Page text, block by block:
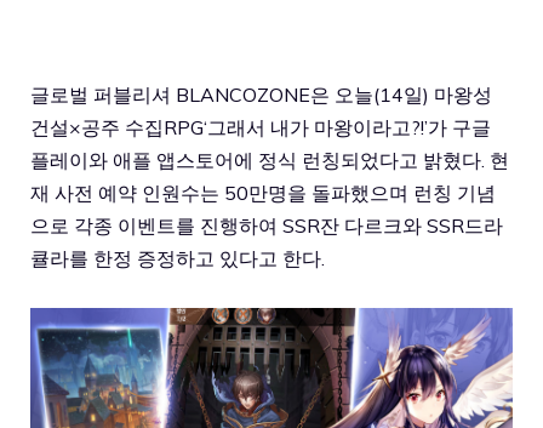
글로벌 퍼블리셔 BLANCOZONE은 오늘(14일) 마왕성
건설×공주 수집RPG‘그래서 내가 마왕이라고?!’가 구글
플레이와 애플 앱스토어에 정식 런칭되었다고 밝혔다. 현
재 사전 예약 인원수는 50만명을 돌파했으며 런칭 기념
으로 각종 이벤트를 진행하여 SSR잔 다르크와 SSR드라
큘라를 한정 증정하고 있다고 한다.